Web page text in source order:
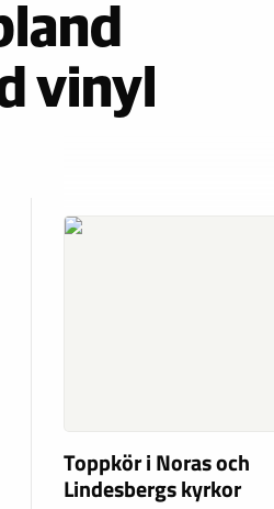
vinyl
Toppkör i Noras och
Lindesbergs kyrkor